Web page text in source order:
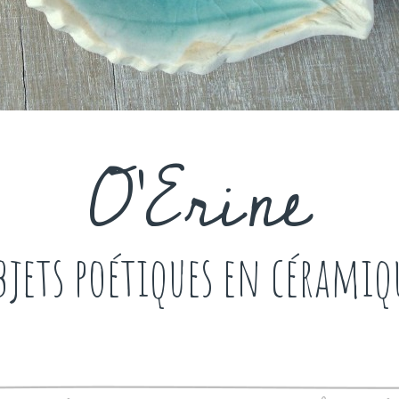
O'Erine
poétiques en